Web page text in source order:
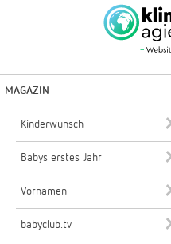
MAGAZIN
Kinderwunsch
Babys erstes Jahr
Vornamen
babyclub.tv